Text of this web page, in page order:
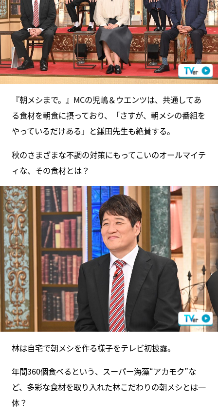
『朝メシまで。』MCの児嶋＆ウエンツは、共通してあ
る食材を朝食に摂っており、「さすが、朝メシの番組を
やっているだけある」と鎌田先生も絶賛する。
秋のさまざまな不調の対策にもってこいのオールマイテ
ィな、その食材とは？
林は自宅で朝メシを作る様子をテレビ初披露。
年間360個食べるという、スーパー海藻“アカモク”な
ど、多彩な食材を取り入れた林こだわりの朝メシとは一
体？